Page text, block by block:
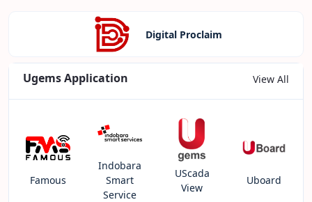
Digital Proclaim
Ugems Application View All
Famous
Indobara
Smart
Service
UScada
View
Uboard